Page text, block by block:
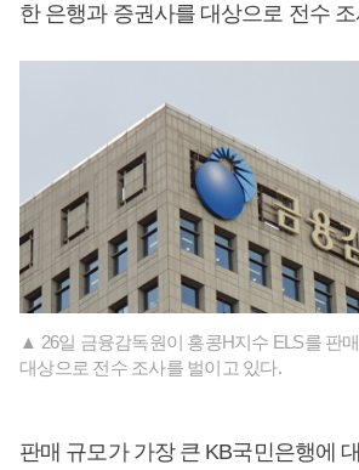
한 은행과 증권사를 대상으로 전수
▲ 26일 금융감독원이 홍콩H지수 ELS를 판
대상으로 전수 조사를 벌이고 있다.
판매 규모가 가장 큰 KB국민은행에